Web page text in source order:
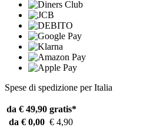
Spese di spedizione per Italia
da € 49,90 gratis*
da € 0,00 € 4,90